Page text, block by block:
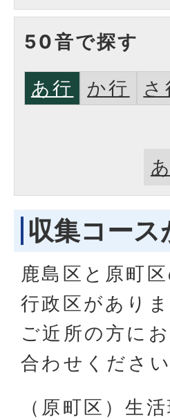
50音で探す
あ行 か行 さ
あ
収集コー
鹿島区と原町
行政区がありま
ご近所の方に
合わせください
（原町区）生